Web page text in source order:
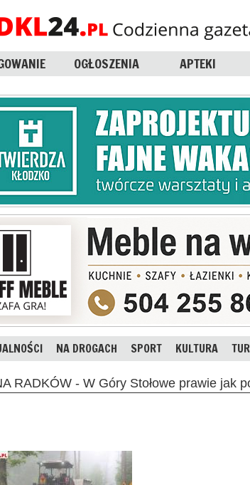
OGŁOSZENIA APTEKI
NA DROGACH SPORT KULTURA
RADKÓW - W Góry Stołowe prawie jak